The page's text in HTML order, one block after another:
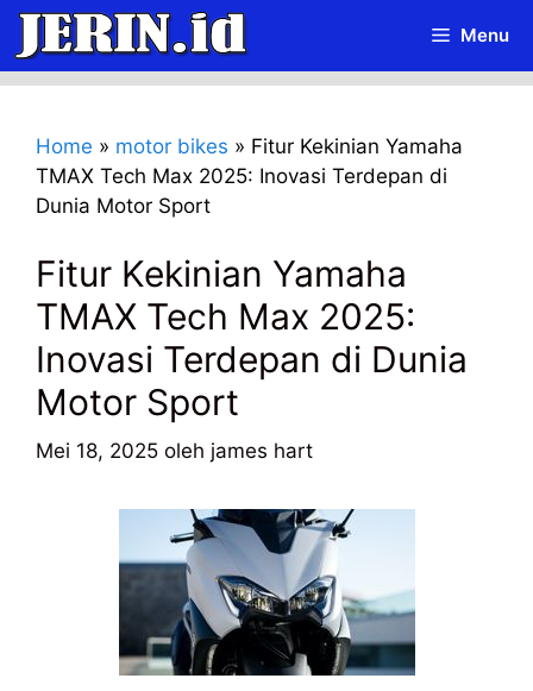
Langsung
isi
Menu
Home » motor bikes » Fitur Kekinian Yamaha
TMAX Tech Max 2025: Inovasi Terdepan di
Dunia Motor Sport
Fitur Kekinian Yamaha
TMAX Tech Max 2025:
Inovasi Terdepan di Dunia
Motor Sport
Mei 18, 2025 oleh james hart